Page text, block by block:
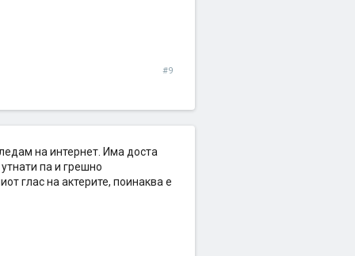
#9
на интернет. Има доста
па и грешно
глас на актерите, поинаква е